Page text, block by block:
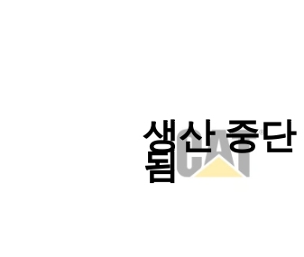
생산 중단
됨